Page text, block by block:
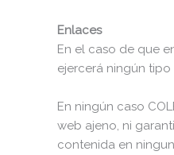
Enlaces
En el caso de que
ejercerá ningún
En ningún caso
web ajeno, ni
contenida en